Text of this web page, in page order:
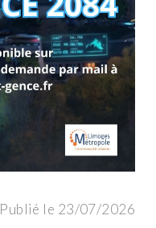
Publié le 23/07/2026